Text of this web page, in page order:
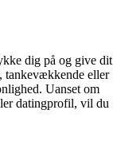
dig på og give dit
tankevækkende eller
Uanset om
datingprofil, vil du